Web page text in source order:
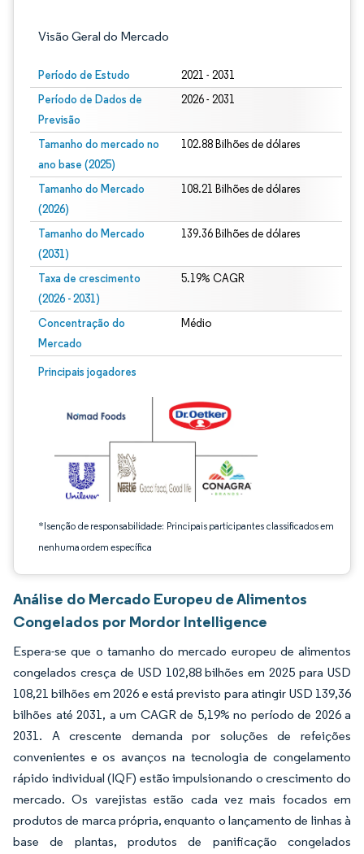
Visão Geral do Mercado
Período de Estudo 2021 - 2031
Período de Dados de
Previsão
2026 - 2031
Tamanho do mercado no
ano base (2025)
102.88 Bilhões de dólares
Tamanho do Mercado
(2026)
108.21 Bilhões de dólares
Tamanho do Mercado
(2031)
139.36 Bilhões de dólares
Taxa de crescimento
(2026 - 2031)
5.19% CAGR
Concentração do
Mercado
Médio
Principais jogadores
*Isenção de responsabilidade: Principais participantes classificados em
nenhuma ordem específica
Imagem © Mordor Intelligence. O reuso requer atribuição conforme CC BY 4.0.
Análise do Mercado Europeu de Alimentos
Congelados por Mordor Intelligence
Espera-se que o tamanho do mercado europeu de alimentos
congelados cresça de USD 102,88 bilhões em 2025 para USD
108,21 bilhões em 2026 e está previsto para atingir USD 139,36
bilhões até 2031, a um CAGR de 5,19% no período de 2026 a
2031. A crescente demanda por soluções de refeições
convenientes e os avanços na tecnologia de congelamento
rápido individual (IQF) estão impulsionando o crescimento do
mercado. Os varejistas estão cada vez mais focados em
produtos de marca própria, enquanto o lançamento de linhas à
base de plantas, produtos de panificação congelados